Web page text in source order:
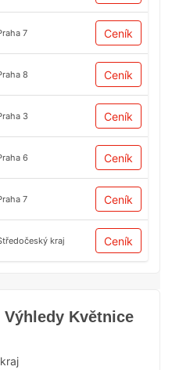
Květnice
7 Ceník
8 Ceník
3 Ceník
6 Ceník
7 Ceník
kraj Ceník